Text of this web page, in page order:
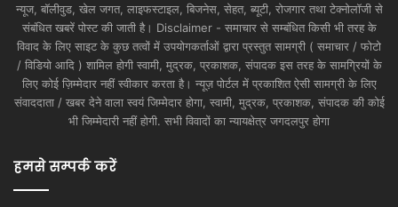
न्यूज, बॉलीवुड, खेल जगत, लाइफस्टाइल, बिजनेस, सेहत, ब्यूटी, रोजगार तथा टेक्नोलॉजी से
संबंधित खबरें पोस्ट की जाती है। Disclaimer - समाचार से सम्बंधित किसी भी तरह के
विवाद के लिए साइट के कुछ तत्वों में उपयोगकर्ताओं द्वारा प्रस्तुत सामग्री ( समाचार / फोटो
/ विडियो आदि ) शामिल होगी स्वामी, मुद्रक, प्रकाशक, संपादक इस तरह के सामग्रियों के
लिए कोई ज़िम्मेदार नहीं स्वीकार करता है। न्यूज़ पोर्टल में प्रकाशित ऐसी सामग्री के लिए
संवाददाता / खबर देने वाला स्वयं जिम्मेदार होगा, स्वामी, मुद्रक, प्रकाशक, संपादक की कोई
भी जिम्मेदारी नहीं होगी. सभी विवादों का न्यायक्षेत्र जगदलपुर होगा
हमसे सम्पर्क करें